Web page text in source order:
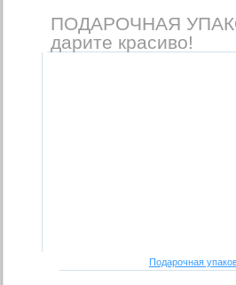
ПОДАРОЧНАЯ
дарите красиво!
Подарочная